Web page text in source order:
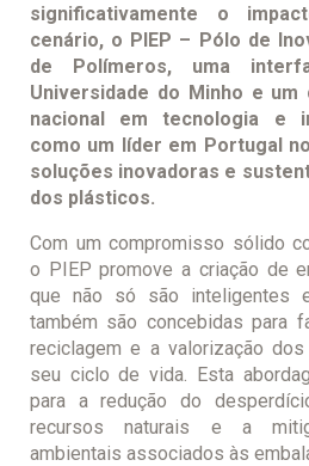
significativamente o
cenário, o PIEP – Pólo de
de Polímeros, uma
Universidade do Minho e
nacional em tecnologia e
como um líder em Portugal
soluções inovadoras e
dos plásticos.
Com um compromisso sólido
o PIEP promove a criação de
que não só são inteligentes
também são concebidas para
reciclagem e a valorização
seu ciclo de vida. Esta
para a redução do
recursos naturais e a
ambientais associados às